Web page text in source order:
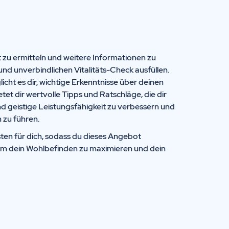
ermitteln und weitere Informationen zu
unverbindlichen Vitalitäts-Check ausfüllen.
es dir, wichtige Erkenntnisse über deinen
dir wertvolle Tipps und Ratschläge, die dir
geistige Leistungsfähigkeit zu verbessern und
zu führen.
für dich, sodass du dieses Angebot
dein Wohlbefinden zu maximieren und dein